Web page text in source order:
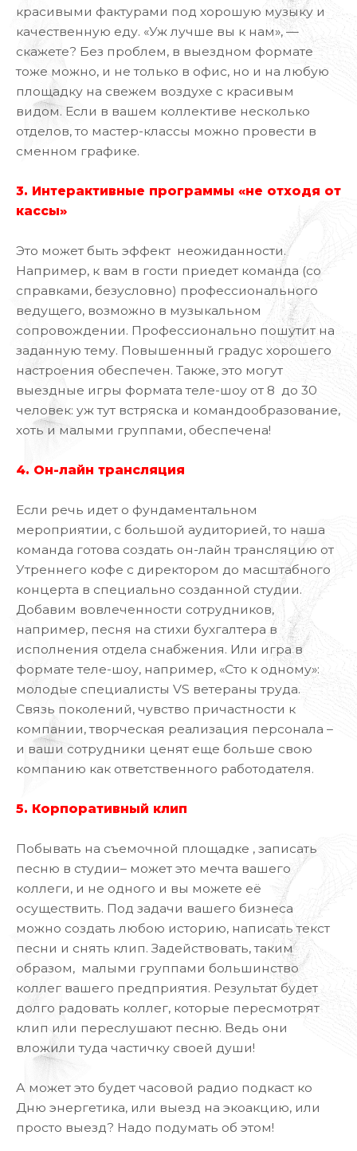
красивыми фактурами под хорошую музыку и
качественную еду. «Уж лучше вы к нам», —
скажете? Без проблем, в выездном формате
тоже можно, и не только в офис, но и на любую
площадку на свежем воздухе с красивым
видом. Если в вашем коллективе несколько
отделов, то мастер-классы можно провести в
сменном графике.
3. Интерактивные программы «не отходя от
кассы»
Это может быть эффект неожиданности.
Например, к вам в гости приедет команда (со
справками, безусловно) профессионального
ведущего, возможно в музыкальном
сопровождении. Профессионально пошутит на
заданную тему. Повышенный градус хорошего
настроения обеспечен. Также, это могут
выездные игры формата теле-шоу от 8 до 30
человек: уж тут встряска и командообразование,
хоть и малыми группами, обеспечена!
4. Он-лайн трансляция
Если речь идет о фундаментальном
мероприятии, с большой аудиторией, то наша
команда готова создать он-лайн трансляцию от
Утреннего кофе с директором до масштабного
концерта в специально созданной студии.
Добавим вовлеченности сотрудников,
например, песня на стихи бухгалтера в
исполнения отдела снабжения. Или игра в
формате теле-шоу, например, «Сто к одному»:
молодые специалисты VS ветераны труда.
Связь поколений, чувство причастности к
компании, творческая реализация персонала –
и ваши сотрудники ценят еще больше свою
компанию как ответственного работодателя.
5. Корпоративный клип
Побывать на съемочной площадке , записать
песню в студии– может это мечта вашего
коллеги, и не одного и вы можете её
осуществить. Под задачи вашего бизнеса
можно создать любою историю, написать текст
песни и снять клип. Задействовать, таким
образом, малыми группами большинство
коллег вашего предприятия. Результат будет
долго радовать коллег, которые пересмотрят
клип или переслушают песню. Ведь они
вложили туда частичку своей души!
А может это будет часовой радио подкаст ко
Дню энергетика, или выезд на экоакцию, или
просто выезд? Надо подумать об этом!